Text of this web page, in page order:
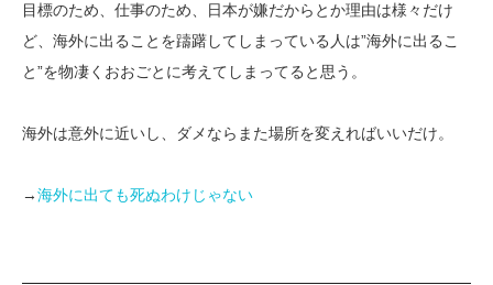
目標のため、仕事のため、日本が嫌だからとか理由は様々だけ
ど、海外に出ることを躊躇してしまっている人は”海外に出るこ
と”を物凄くおおごとに考えてしまってると思う。
海外は意外に近いし、ダメならまた場所を変えればいいだけ。
→海外に出ても死ぬわけじゃない